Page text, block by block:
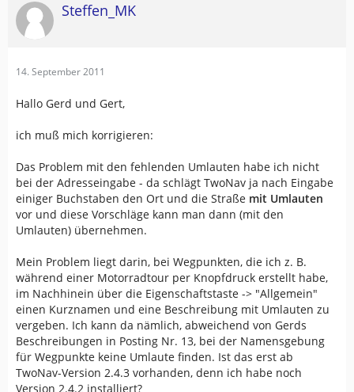
Steffen_MK
14. September 2011
Hallo Gerd und Gert,
ich muß mich korrigieren:
Das Problem mit den fehlenden Umlauten habe ich nicht
bei der Adresseingabe - da schlägt TwoNav ja nach Eingabe
einiger Buchstaben den Ort und die Straße mit Umlauten
vor und diese Vorschläge kann man dann (mit den
Umlauten) übernehmen.
Mein Problem liegt darin, bei Wegpunkten, die ich z. B.
während einer Motorradtour per Knopfdruck erstellt habe,
im Nachhinein über die Eigenschaftstaste -> "Allgemein"
einen Kurznamen und eine Beschreibung mit Umlauten zu
vergeben. Ich kann da nämlich, abweichend von Gerds
Beschreibungen in Posting Nr. 13, bei der Namensgebung
für Wegpunkte keine Umlaute finden. Ist das erst ab
TwoNav-Version 2.4.3 vorhanden, denn ich habe noch
Version 2.4.2 installiert?